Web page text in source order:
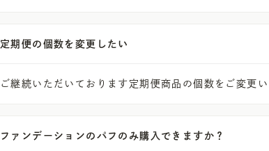
定期便の個数を変更したい
ご継続いただいております定期便商品の個数をご変更
ファンデーションのパフのみ購入できますか？